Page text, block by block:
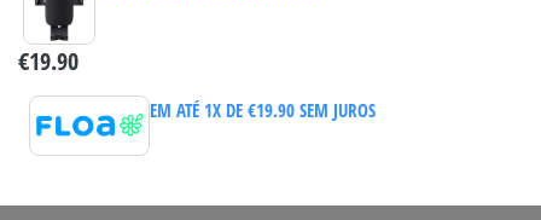
€19.90
EM ATÉ 1X DE €19.90SEM JUROS